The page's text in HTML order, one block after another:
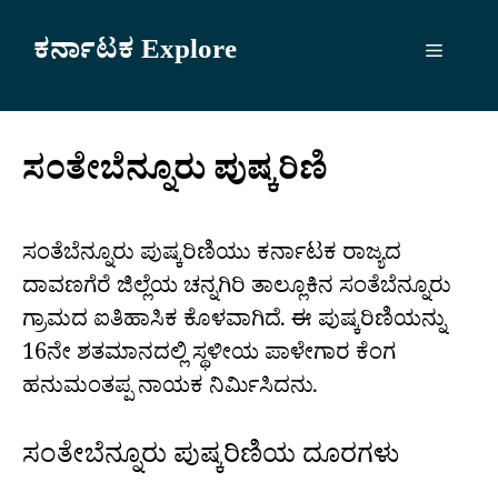
ಕರ್ನಾಟಕ Explore Menu
ಸಂತೇಬೆನ್ನೂರು ಪುಷ್ಕರಿಣಿ
ಸಂತೆಬೆನ್ನೂರು ಪುಷ್ಕರಿಣಿಯು ಕರ್ನಾಟಕ ರಾಜ್ಯದ
ದಾವಣಗೆರೆ ಜಿಲ್ಲೆಯ ಚನ್ನಗಿರಿ ತಾಲ್ಲೂಕಿನ ಸಂತೆಬೆನ್ನೂರು
ಗ್ರಾಮದ ಐತಿಹಾಸಿಕ ಕೊಳವಾಗಿದೆ. ಈ ಪುಷ್ಕರಿಣಿಯನ್ನು
16ನೇ ಶತಮಾನದಲ್ಲಿ ಸ್ಥಳೀಯ ಪಾಳೇಗಾರ ಕೆಂಗ
ಹನುಮಂತಪ್ಪ ನಾಯಕ ನಿರ್ಮಿಸಿದನು.
ಸಂತೇಬೆನ್ನೂರು ಪುಷ್ಕರಿಣಿಯ ದೂರಗಳು